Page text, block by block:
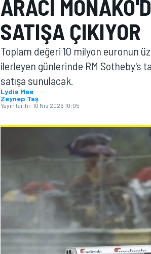
MOTOGP
ARACI
SATIŞA ÇIKIYOR
Toplam değeri 10 milyon euronun
ilerleyen günlerinde RM Sotheby's
satışa sunulacak.
Lydia Mee
Zeynep Taş
Yayın tarihi: 10 Nis 2026 10:05